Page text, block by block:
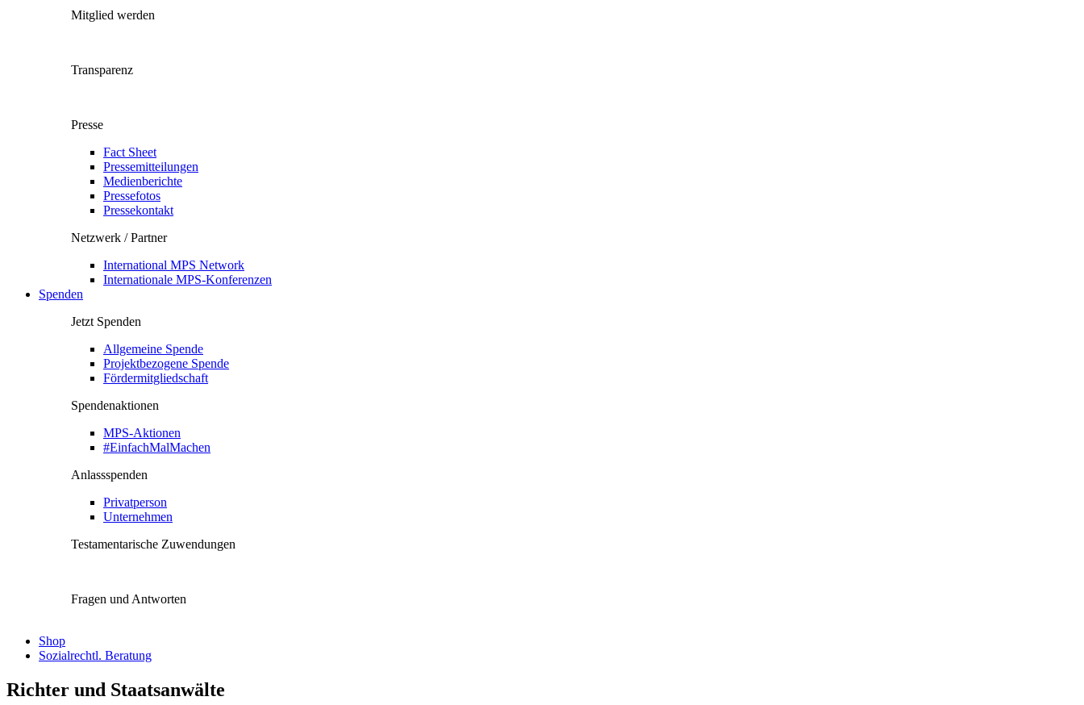
Mitglied werden
Transparenz
Presse
Fact Sheet
Pressemitteilungen
Medienberichte
Pressefotos
Pressekontakt
Netzwerk / Partner
International MPS Network
Internationale MPS-Konferenzen
Spenden
Jetzt Spenden
Allgemeine Spende
Projektbezogene Spende
Fördermitgliedschaft
Spendenaktionen
MPS-Aktionen
#EinfachMalMachen
Anlassspenden
Privatperson
Unternehmen
Testamentarische Zuwendungen
Fragen und Antworten
Shop
Sozialrechtl. Beratung
Richter und Staatsanwälte